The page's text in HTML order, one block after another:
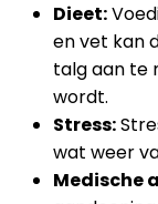
Dieet:
en vet kan
talg aan te
wordt.
Stress:
wat weer
Medische